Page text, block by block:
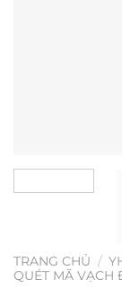
TRANG CHỦ /
QUÉT MÃ VẠCH